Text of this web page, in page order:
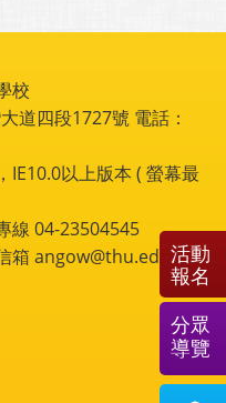
校
道四段1727號 電話：
以上版本 ( 螢幕最
線 04-23504545
箱 angow@thu.edu.tw
活動
報名
分眾
導覽